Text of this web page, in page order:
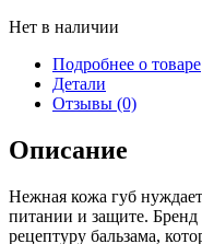
Нет в наличии
Подробнее о товаре
Детали
Отзывы (0)
Описание
Нежная кожа губ
питании и защите.
рецептуру бальзама,